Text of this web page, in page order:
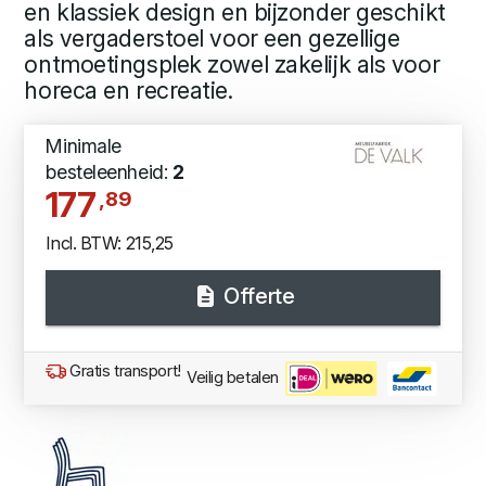
en klassiek design en bijzonder geschikt
als vergaderstoel voor een gezellige
ontmoetingsplek zowel zakelijk als voor
horeca en recreatie.
Minimale
besteleenheid: 2
177,89
Incl. BTW: 215,25
Offerte
Gratis transport! Veilig betalen